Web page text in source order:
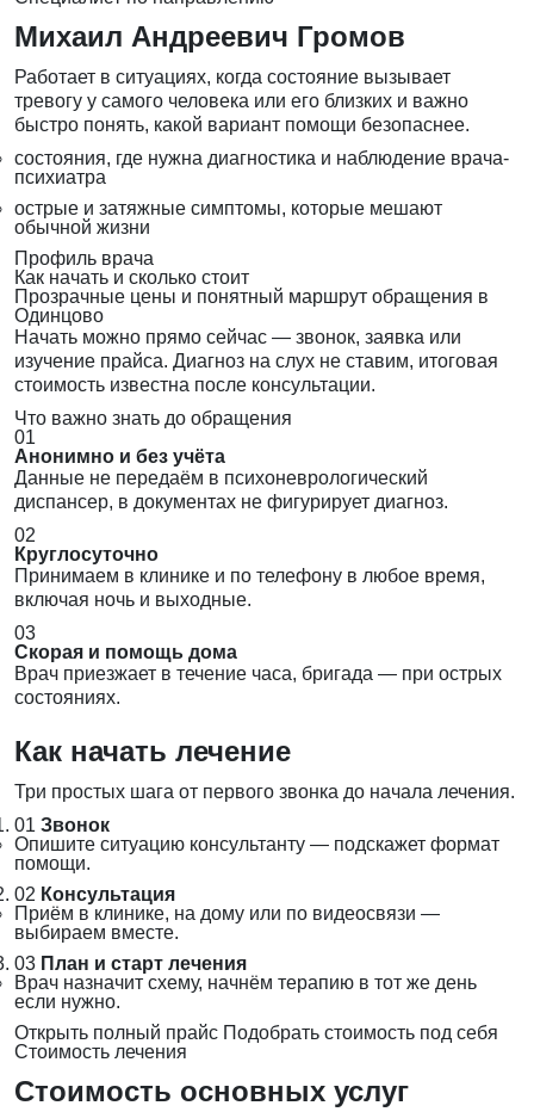
Михаил Андреевич Громов
Работает в ситуациях, когда состояние вызывает
тревогу у самого человека или его близких и важно
быстро понять, какой вариант помощи безопаснее.
состояния, где нужна диагностика и наблюдение врача-
психиатра
острые и затяжные симптомы, которые мешают
обычной жизни
Профиль врача
Как начать и сколько стоит
Прозрачные цены и понятный маршрут обращения в
Одинцово
Начать можно прямо сейчас — звонок, заявка или
изучение прайса. Диагноз на слух не ставим, итоговая
стоимость известна после консультации.
Что важно знать до обращения
01
Анонимно и без учёта
Данные не передаём в психоневрологический
диспансер, в документах не фигурирует диагноз.
02
Круглосуточно
Принимаем в клинике и по телефону в любое время,
включая ночь и выходные.
03
Скорая и помощь дома
Врач приезжает в течение часа, бригада — при острых
состояниях.
Как начать лечение
Три простых шага от первого звонка до начала лечения.
01 Звонок
Опишите ситуацию консультанту — подскажет формат
помощи.
02 Консультация
Приём в клинике, на дому или по видеосвязи —
выбираем вместе.
03 План и старт лечения
Врач назначит схему, начнём терапию в тот же день
если нужно.
Открыть полный прайс Подобрать стоимость под себя
Стоимость лечения
Стоимость основных услуг